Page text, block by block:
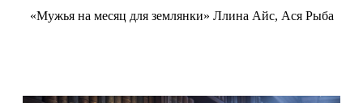
«Мужья на месяц для землянки» Ллина Айс, Ася Рыба